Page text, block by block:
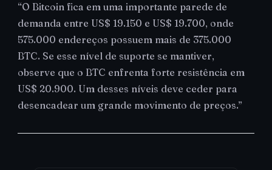
“O Bitcoin fica em uma importante parede de
demanda entre US$ 19.150 e US$ 19.700, onde
575.000 endereços possuem mais de 375.000
BTC. Se esse nível de suporte se mantiver,
observe que o BTC enfrenta forte resistência em
US$ 20.900. Um desses níveis deve ceder para
desencadear um grande movimento de preços.”